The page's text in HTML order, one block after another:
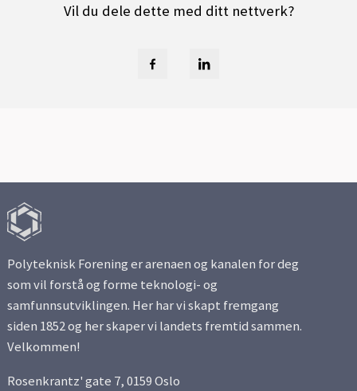
Vil du dele dette med ditt nettverk?
Polyteknisk Forening er arenaen og kanalen for deg
som vil forstå og forme teknologi- og
samfunnsutviklingen. Her har vi skapt fremgang
siden 1852 og her skaper vi landets fremtid sammen.
Velkommen!
Rosenkrantz' gate 7, 0159 Oslo